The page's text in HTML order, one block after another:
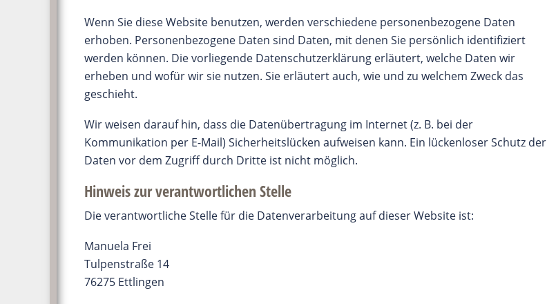
Wenn Sie diese Website benutzen, werden verschiedene personenbezogene Daten
erhoben. Personenbezogene Daten sind Daten, mit denen Sie persönlich identifiziert
werden können. Die vorliegende Datenschutzerklärung erläutert, welche Daten wir
erheben und wofür wir sie nutzen. Sie erläutert auch, wie und zu welchem Zweck das
geschieht.
Wir weisen darauf hin, dass die Datenübertragung im Internet (z. B. bei der
Kommunikation per E-Mail) Sicherheitslücken aufweisen kann. Ein lückenloser Schutz der
Daten vor dem Zugriff durch Dritte ist nicht möglich.
Hinweis zur verantwortlichen Stelle
Die verantwortliche Stelle für die Datenverarbeitung auf dieser Website ist:
Manuela Frei
Tulpenstraße 14
76275 Ettlingen